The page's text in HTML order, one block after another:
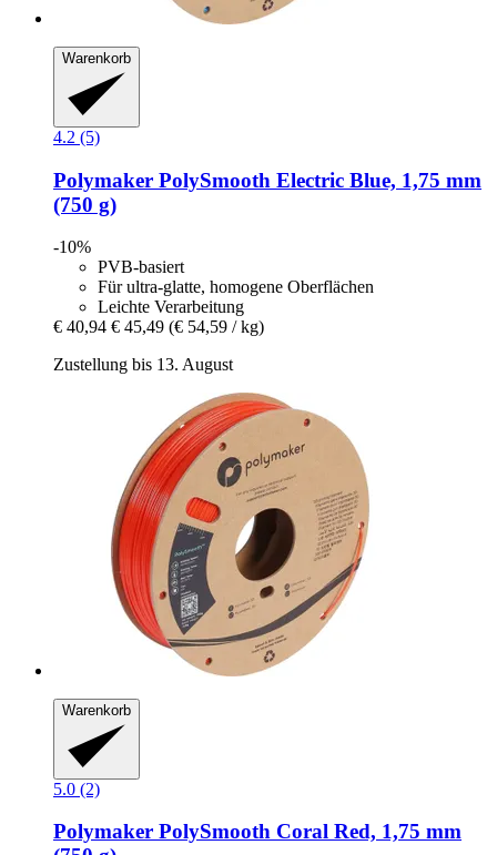
Warenkorb
4.2 (5)
Polymaker PolySmooth Electric Blue, 1,75 mm
(750 g)
-10%
PVB-basiert
Für ultra-glatte, homogene Oberflächen
Leichte Verarbeitung
€ 40,94 € 45,49 (€ 54,59 / kg)
Zustellung bis 13. August
Warenkorb
5.0 (2)
Polymaker PolySmooth Coral Red, 1,75 mm